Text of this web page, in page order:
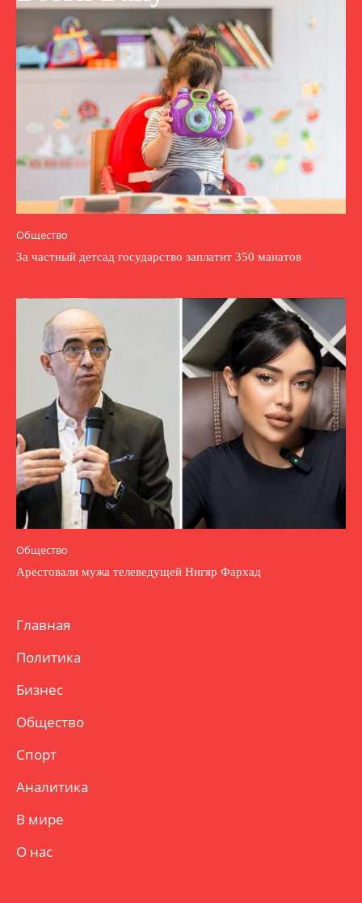
Общество
За частный детсад государство заплатит 350 манатов
Общество
Арестовали мужа телеведущей Нигяр Фархад
Главная
Политика
Бизнес
Общество
Спорт
Аналитика
В мире
О нас